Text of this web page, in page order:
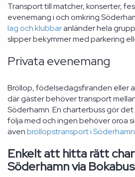
Transport till matcher, konserter,
evenemang i och omkring
lag och klubbaranländer hela
slipper bekymmer med parkering
Privata evenemang
Bröllop, födelsedagsfiranden eller
där gäster behöver transport
Söderhamn. En charterbuss gör
följa med och ingen behöver oroa
ävenbröllopstransport i Söderhamn
Enkelt att hitta rätt
Söderhamn via